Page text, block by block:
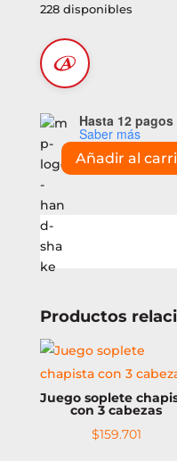
228 disponibles
Hasta 12
Saber más
Cable
tipo
taller
3x2.5mm
cantidad
Añadir al
Productos
Juego soplete
con 3 cabezas
$159.701